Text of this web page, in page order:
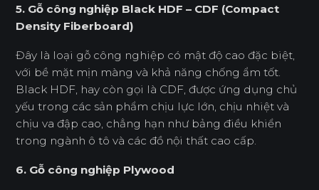
5. Gỗ công nghiệp Black HDF – CDF (Compact
Density Fiberboard)
Đây là loại gỗ công nghiệp có mật độ cao đặc biệt,
với bề mặt mịn màng và khả năng chống ẩm tốt.
Black HDF, hay còn gọi là CDF, được ứng dụng chủ
yếu trong các sản phẩm chịu lực lớn, chịu nhiệt và
chịu va đập cao, chẳng hạn như bảng điều khiển
trong ngành ô tô và các đồ nội thất cao cấp.
6. Gỗ công nghiệp Plywood